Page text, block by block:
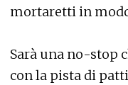
mortaretti in modo
Sarà una no-stop
con la pista di